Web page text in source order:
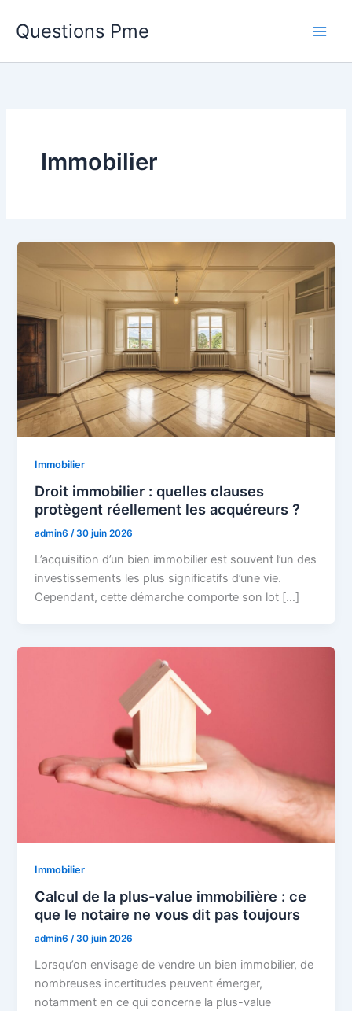
Questions Pme
Immobilier
Immobilier
Droit immobilier : quelles clauses
protègent réellement les acquéreurs ?
admin6/30 juin 2026
L’acquisition d’un bien immobilier est souvent l’un des
investissements les plus significatifs d’une vie.
Cependant, cette démarche comporte son lot […]
Immobilier
Calcul de la plus-value immobilière : ce
que le notaire ne vous dit pas toujours
admin6/30 juin 2026
Lorsqu’on envisage de vendre un bien immobilier, de
nombreuses incertitudes peuvent émerger,
notamment en ce qui concerne la plus-value